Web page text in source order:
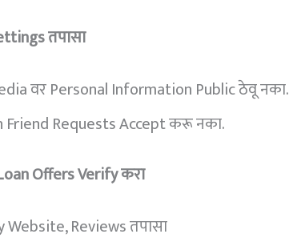
तपासा
वर Personal Information Public ठेवू नका.
Friend Requests Accept करू नका.
Offers Verify करा
Website, Reviews तपासा